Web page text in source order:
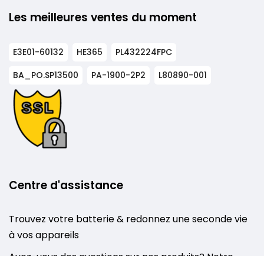
Les meilleures ventes du moment
E3E01-60132 HE365
PL432224FPC
BA_PO.SP13500
PA-1900-2P2 L80890-001
Centre d'assistance
Trouvez votre batterie & redonnez une seconde vie
à vos appareils